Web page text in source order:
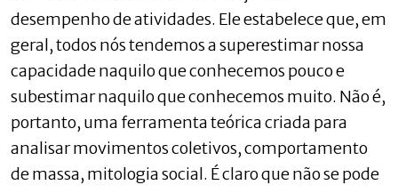
desempenho de atividades. Ele estabelece que, em
geral, todos nós tendemos a superestimar nossa
capacidade naquilo que conhecemos pouco e
subestimar naquilo que conhecemos muito. Não é,
portanto, uma ferramenta teórica criada para
analisar movimentos coletivos, comportamento
de massa, mitologia social. É claro que não se pode